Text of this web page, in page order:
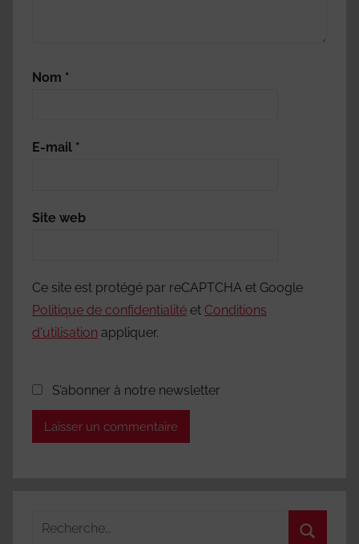
Nom *
E-mail *
Site web
Ce site est protégé par reCAPTCHA et Google
Politique de confidentialité et Conditions
d'utilisation appliquer.
S’abonner à notre newsletter
Recherche